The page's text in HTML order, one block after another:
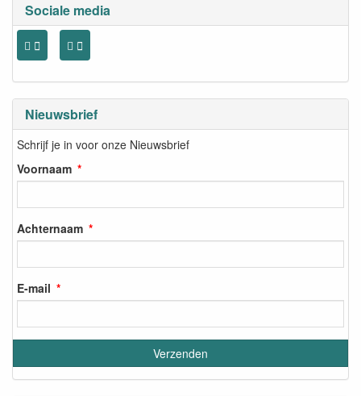
Sociale media
Nieuwsbrief
Schrijf je in voor onze Nieuwsbrief
Voornaam
Achternaam
E-mail